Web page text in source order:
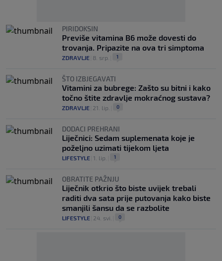
PIRIDOKSIN
Previše vitamina B6 može dovesti do
trovanja. Pripazite na ova tri simptoma
ZDRAVLJE 8. srp. 1
ŠTO IZBJEGAVATI
Vitamini za bubrege: Zašto su bitni i kako
točno štite zdravlje mokraćnog sustava?
ZDRAVLJE 21. lip. 0
DODACI PREHRANI
Liječnici: Sedam suplemenata koje je
poželjno uzimati tijekom ljeta
LIFESTYLE 1. lip. 1
OBRATITE PAŽNJU
Liječnik otkrio što biste uvijek trebali
raditi dva sata prije putovanja kako biste
smanjili šansu da se razbolite
LIFESTYLE 24. svi. 0